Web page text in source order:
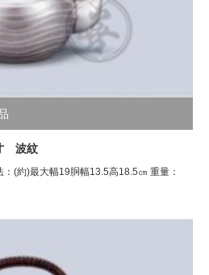
波紋
(約)最大幅19胴幅13.5高18.5㎝ 重量：